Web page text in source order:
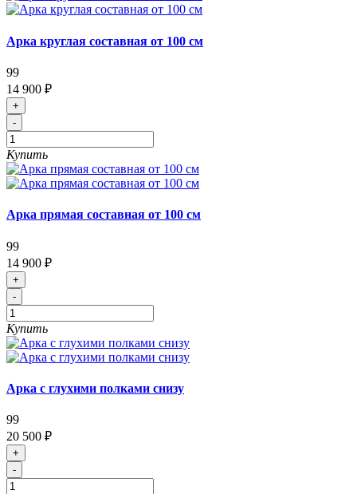
Арка круглая составная от 100 см
99
14 900 ₽
+
-
Купить
Арка прямая составная от 100 см
99
14 900 ₽
+
-
Купить
Арка с глухими полками снизу
99
20 500 ₽
+
-